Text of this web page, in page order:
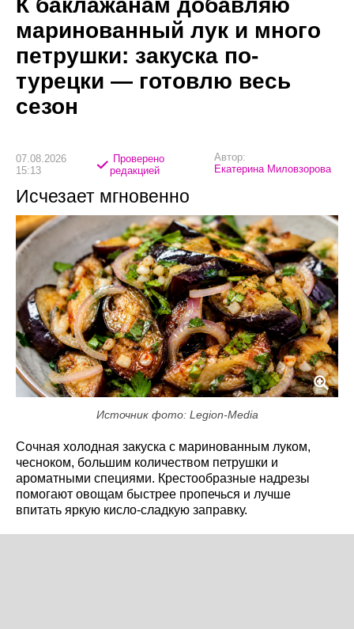
К баклажанам добавляю
маринованный лук и много
петрушки: закуска по-
турецки — готовлю весь
сезон
07.08.2026
15:13
Проверено
редакцией
Автор:
Екатерина Миловзорова
Исчезает мгновенно
Источник фото: Legion-Media
Сочная холодная закуска с маринованным луком,
чесноком, большим количеством петрушки и
ароматными специями. Крестообразные надрезы
помогают овощам быстрее пропечься и лучше
впитать яркую кисло-сладкую заправку.